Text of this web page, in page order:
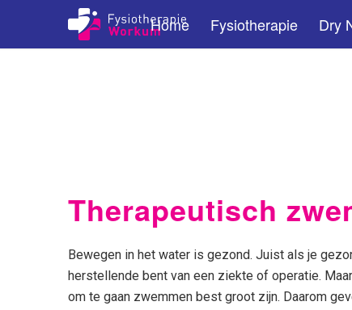
Home Fysiotherapie Dry
Therapeutisch
Bewegen in het water is gezond. Juist als je
herstellende bent van een ziekte of operatie.
om te gaan zwemmen best groot zijn. Daarom